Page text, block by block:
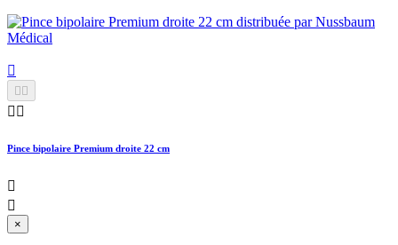


 
Pince bipolaire Premium droite 22 cm


×